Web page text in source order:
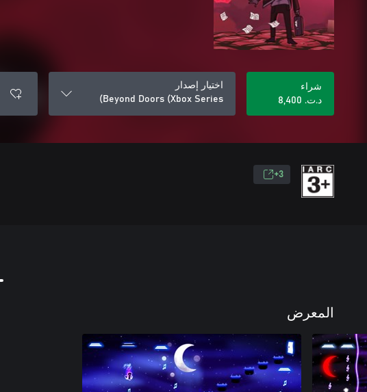
شراء
د.ت.‏ 8,400
اختيار إصدار
Beyond Doors (Xbox Series)
3+
المعرض